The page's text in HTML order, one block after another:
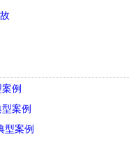
例
案例
型案例